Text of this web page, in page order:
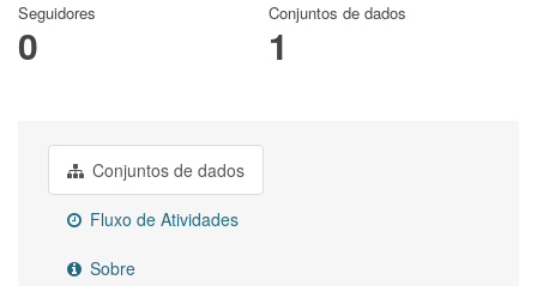
Seguidores
0
Conjuntos de dados
1
Conjuntos de dados
Fluxo de Atividades
Sobre